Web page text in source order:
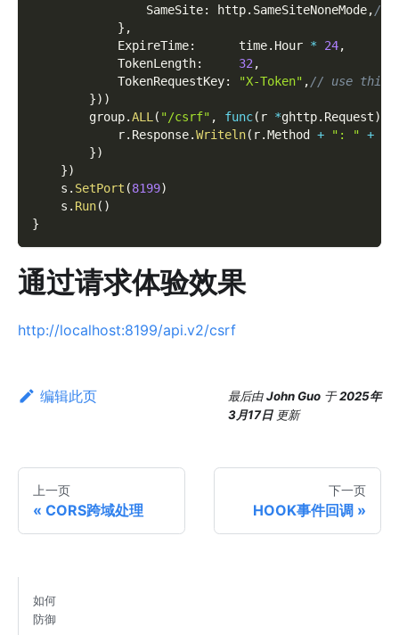
                SameSite
: http. SameSiteNoneMode,//
} ,
            ExpireTime
:
      time
. Hour * 24,
            TokenLength
: 32 ,
            TokenRequestKey
: "X-Token" ,// use this
}) )
        group
.ALL ( "/csrf" , func( r *ghttp. Request)
            r
. Response.Writeln( r.Method + ": " +
})
})
    s
. SetPort (8199)
    s
. Run( )
}
通过请求体验效果
http://localhost:8199/api.v2/csrf
编辑此页 最后由John Guo 于2025年
3月17日 更新
上一页
CORS跨域处理
下一页
HOOK事件回调
如何
防御